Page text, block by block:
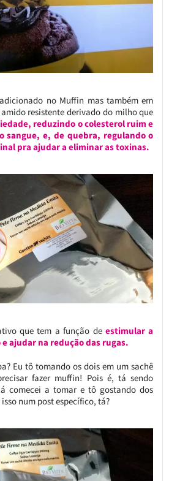
no Muffin mas também em
resistente derivado do milho que
reduzindo o colesterol ruim e
sangue, e, de quebra, regulando o
pra ajudar a eliminar as toxinas.
que tem a função deestimular a
ajudar na redução das rugas.
Eu tô tomando os dois em um sachê
fazer muffin! Pois é, tá sendo
comecei a tomar e tô gostando dos
num post específico, tá?